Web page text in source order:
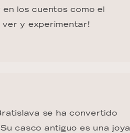
los cuentos como el
ver y experimentar!
se ha convertido
casco antiguo es una joya